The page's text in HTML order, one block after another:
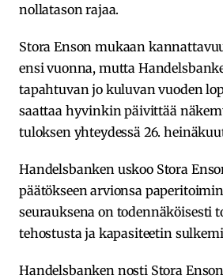
nollatason rajaa.
Stora Enson mukaan
ensi vuonna, mutta
tapahtuvan jo kuluvan vuoden
saattaa hyvinkin päivittää
tuloksen yhteydessä 26.
Handelsbanken uskoo Stora
päätökseen arvionsa
seurauksena on todennäköisesti
tehostusta ja kapasiteetin
Handelsbanken nosti Stora